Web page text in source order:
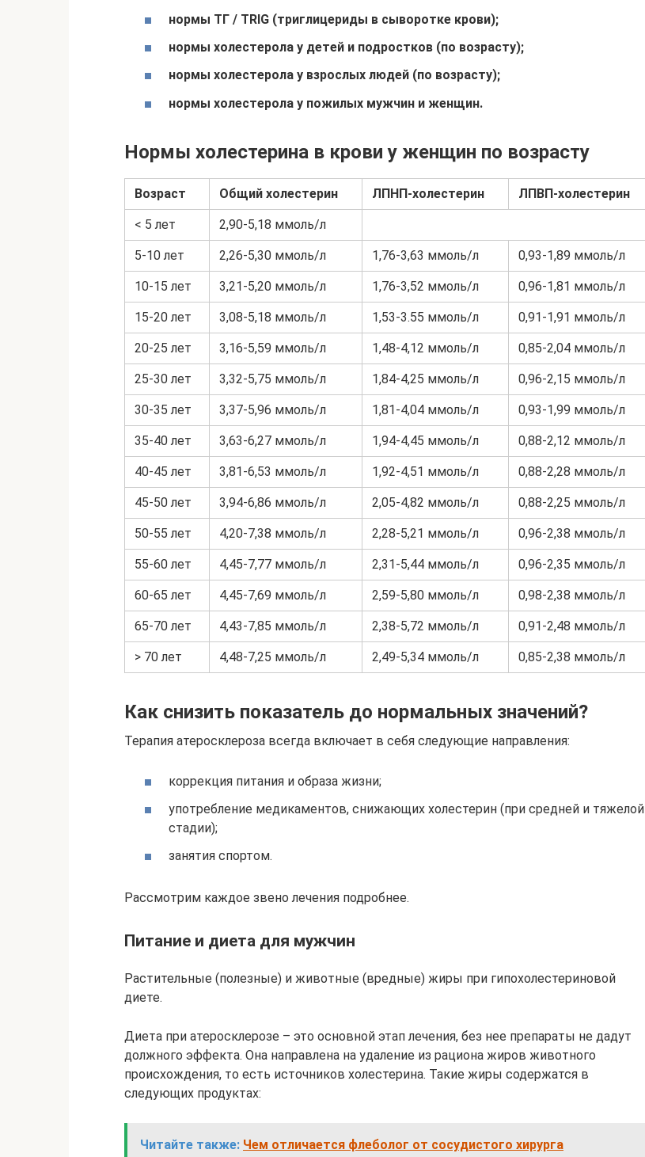
нормы ТГ / TRIG (триглицериды в сыворотке крови);
нормы холестерола у детей и подростков (по возрасту);
нормы холестерола у взрослых людей (по возрасту);
нормы холестерола у пожилых мужчин и женщин.
Нормы холестерина в крови у женщин по возрасту
Возраст Общий холестерин ЛПНП-холестерин ЛПВП-холестерин
< 5 лет 2,90-5,18 ммоль/л
5-10 лет 2,26-5,30 ммоль/л 1,76-3,63 ммоль/л 0,93-1,89 ммоль/л
10-15 лет 3,21-5,20 ммоль/л 1,76-3,52 ммоль/л 0,96-1,81 ммоль/л
15-20 лет 3,08-5,18 ммоль/л 1,53-3.55 ммоль/л 0,91-1,91 ммоль/л
20-25 лет 3,16-5,59 ммоль/л 1,48-4,12 ммоль/л 0,85-2,04 ммоль/л
25-30 лет 3,32-5,75 ммоль/л 1,84-4,25 ммоль/л 0,96-2,15 ммоль/л
30-35 лет 3,37-5,96 ммоль/л 1,81-4,04 ммоль/л 0,93-1,99 ммоль/л
35-40 лет 3,63-6,27 ммоль/л 1,94-4,45 ммоль/л 0,88-2,12 ммоль/л
40-45 лет 3,81-6,53 ммоль/л 1,92-4,51 ммоль/л 0,88-2,28 ммоль/л
45-50 лет 3,94-6,86 ммоль/л 2,05-4,82 ммоль/л 0,88-2,25 ммоль/л
50-55 лет 4,20-7,38 ммоль/л 2,28-5,21 ммоль/л 0,96-2,38 ммоль/л
55-60 лет 4,45-7,77 ммоль/л 2,31-5,44 ммоль/л 0,96-2,35 ммоль/л
60-65 лет 4,45-7,69 ммоль/л 2,59-5,80 ммоль/л 0,98-2,38 ммоль/л
65-70 лет 4,43-7,85 ммоль/л 2,38-5,72 ммоль/л 0,91-2,48 ммоль/л
> 70 лет 4,48-7,25 ммоль/л 2,49-5,34 ммоль/л 0,85-2,38 ммоль/л
Как снизить показатель до нормальных значений?
Терапия атеросклероза всегда включает в себя следующие направления:
коррекция питания и образа жизни;
употребление медикаментов, снижающих холестерин (при средней и тяжелой
стадии);
занятия спортом.
Рассмотрим каждое звено лечения подробнее.
Питание и диета для мужчин
Растительные (полезные) и животные (вредные) жиры при гипохолестериновой
диете.
Диета при атеросклерозе – это основной этап лечения, без нее препараты не дадут
должного эффекта. Она направлена на удаление из рациона жиров животного
происхождения, то есть источников холестерина. Такие жиры содержатся в
следующих продуктах:
Читайте также: Чем отличается флеболог от сосудистого хирурга